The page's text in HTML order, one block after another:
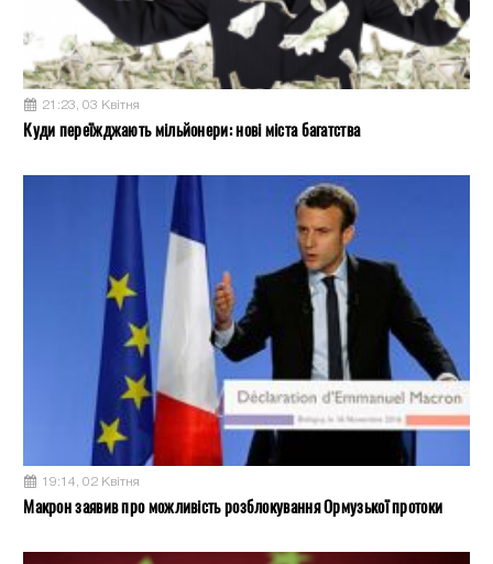
21:23, 03 Квітня
Куди переїжджають мільйонери: нові міста багатства
19:14, 02 Квітня
Макрон заявив про можливість розблокування Ормузької протоки